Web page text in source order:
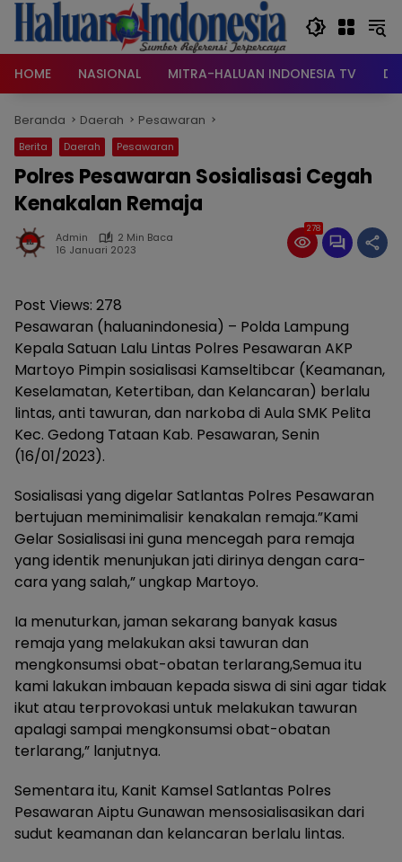
Langsung
konten
HOME
NASIONAL MITRA-HALUAN INDONESIA TV
Beranda Daerah Pesawaran
Berita Daerah Pesawaran
Polres Pesawaran Sosialisasi Cegah
Kenakalan Remaja
Admin
2 Min Baca
16 Januari 2023
278
Post Views: 278
Pesawaran (haluanindonesia) – Polda Lampung
Kepala Satuan Lalu Lintas Polres Pesawaran AKP
Martoyo Pimpin sosialisasi Kamseltibcar (Keamanan,
Keselamatan, Ketertiban, dan Kelancaran) berlalu
lintas, anti tawuran, dan narkoba di Aula SMK Pelita
Kec. Gedong Tataan Kab. Pesawaran, Senin
(16/01/2023).
Sosialisasi yang digelar Satlantas Polres Pesawaran
bertujuan meminimalisir kenakalan remaja.”Kami
Gelar Sosialisasi ini guna mencegah para remaja
yang identik menunjukan jati dirinya dengan cara-
cara yang salah,” ungkap Martoyo.
Ia menuturkan, jaman sekarang banyak kasus
remaja yang melakukan aksi tawuran dan
mengkonsumsi obat-obatan terlarang,Semua itu
kami lakukan imbauan kepada siswa di sini agar tidak
ikut atau terprovokasi untuk melakukan tawuran
apalagi sampai mengkonsumsi obat-obatan
terlarang,” lanjutnya.
Sementara itu, Kanit Kamsel Satlantas Polres
Pesawaran Aiptu Gunawan mensosialisasikan dari
sudut keamanan dan kelancaran berlalu lintas.